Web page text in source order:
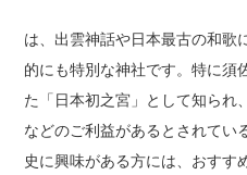
は、出雲神話や日本最古の和歌
的にも特別な神社です。特に須
た「日本初之宮」として知られ
などのご利益があるとされてい
史に興味がある方には、おすすめ